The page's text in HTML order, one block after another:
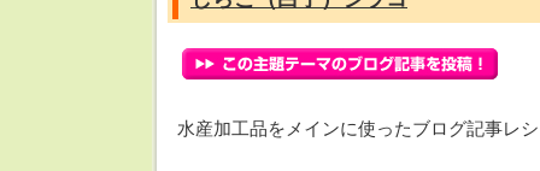
水産加工品をメインに使ったブログ記事レ